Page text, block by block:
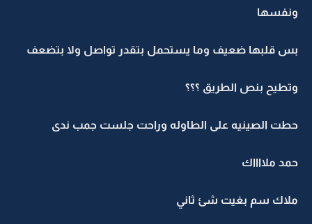
ونفسها
بس قلبها ضعيف وما يستحمل بتقدر تواصل ولا بتضعف
وتطيح بنص الطريق ؟؟؟
حطت الصينيه على الطاوله وراحت جلست جمب ندى
حمد ملااااك
ملاك سم بغيت شئ ثاني